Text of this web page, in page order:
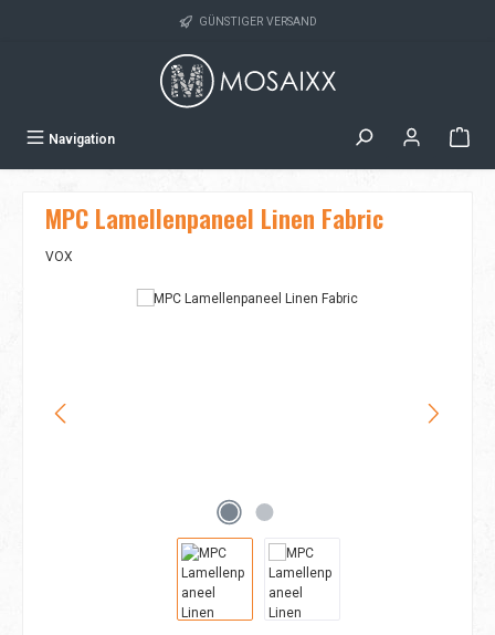
GÜNSTIGER VERSAND
Navigation
MPC Lamellenpaneel Linen Fabric
VOX
Bildergalerie überspringen